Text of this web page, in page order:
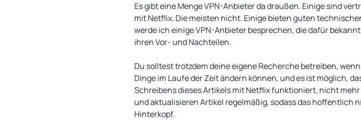
Es gibt eine Menge VPN-Anbieter da draußen. Einige sind
mit Netflix. Die meisten nicht. Einige bieten guten
werde ich einige VPN-Anbieter besprechen, die dafür
ihren Vor- und Nachteilen.
Du solltest trotzdem deine eigene Recherche betreiben,
Dinge im Laufe der Zeit ändern können, und es ist möglich,
Schreibens dieses Artikels mit Netflix funktioniert, nicht
und aktualisieren Artikel regelmäßig, sodass das hoffentlich
Hinterkopf.